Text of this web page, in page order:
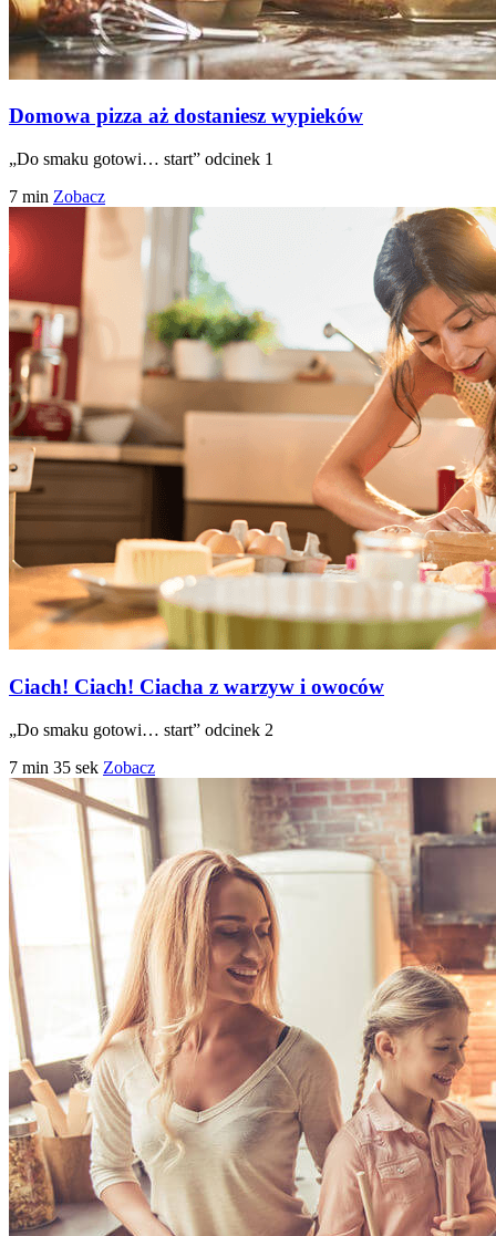
Domowa pizza aż dostaniesz wypieków
„Do smaku gotowi… start” odcinek 1
7 min Zobacz
Ciach! Ciach! Ciacha z warzyw i owoców
„Do smaku gotowi… start” odcinek 2
7 min 35 sek Zobacz